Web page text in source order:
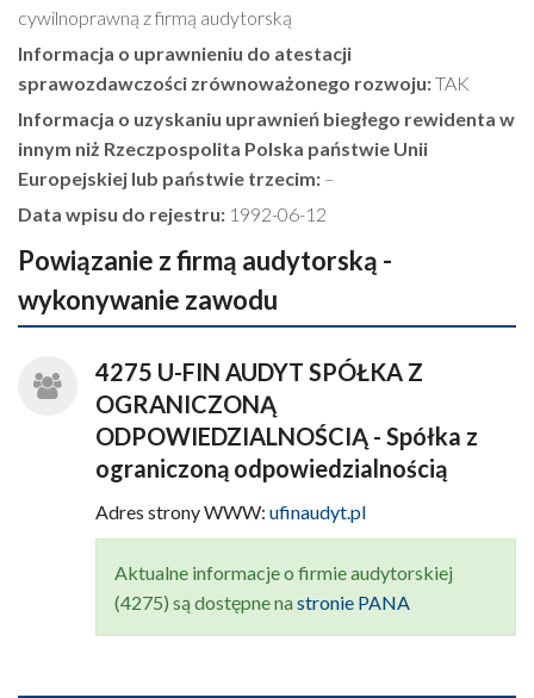
cywilnoprawną z firmą audytorską
Informacja o uprawnieniu do atestacji
sprawozdawczości zrównoważonego rozwoju:TAK
Informacja o uzyskaniu uprawnień biegłego rewidenta w
innym niż Rzeczpospolita Polska państwie Unii
Europejskiej lub państwie trzecim: –
Data wpisu do rejestru: 1992-06-12
Powiązanie z firmą audytorską -
wykonywanie zawodu
4275 U-FIN AUDYT SPÓŁKA Z
OGRANICZONĄ
ODPOWIEDZIALNOŚCIĄ - Spółka z
ograniczoną odpowiedzialnością
Adres strony WWW: ufinaudyt.pl
Aktualne informacje o firmie audytorskiej
(4275) są dostępne nastronie PANA